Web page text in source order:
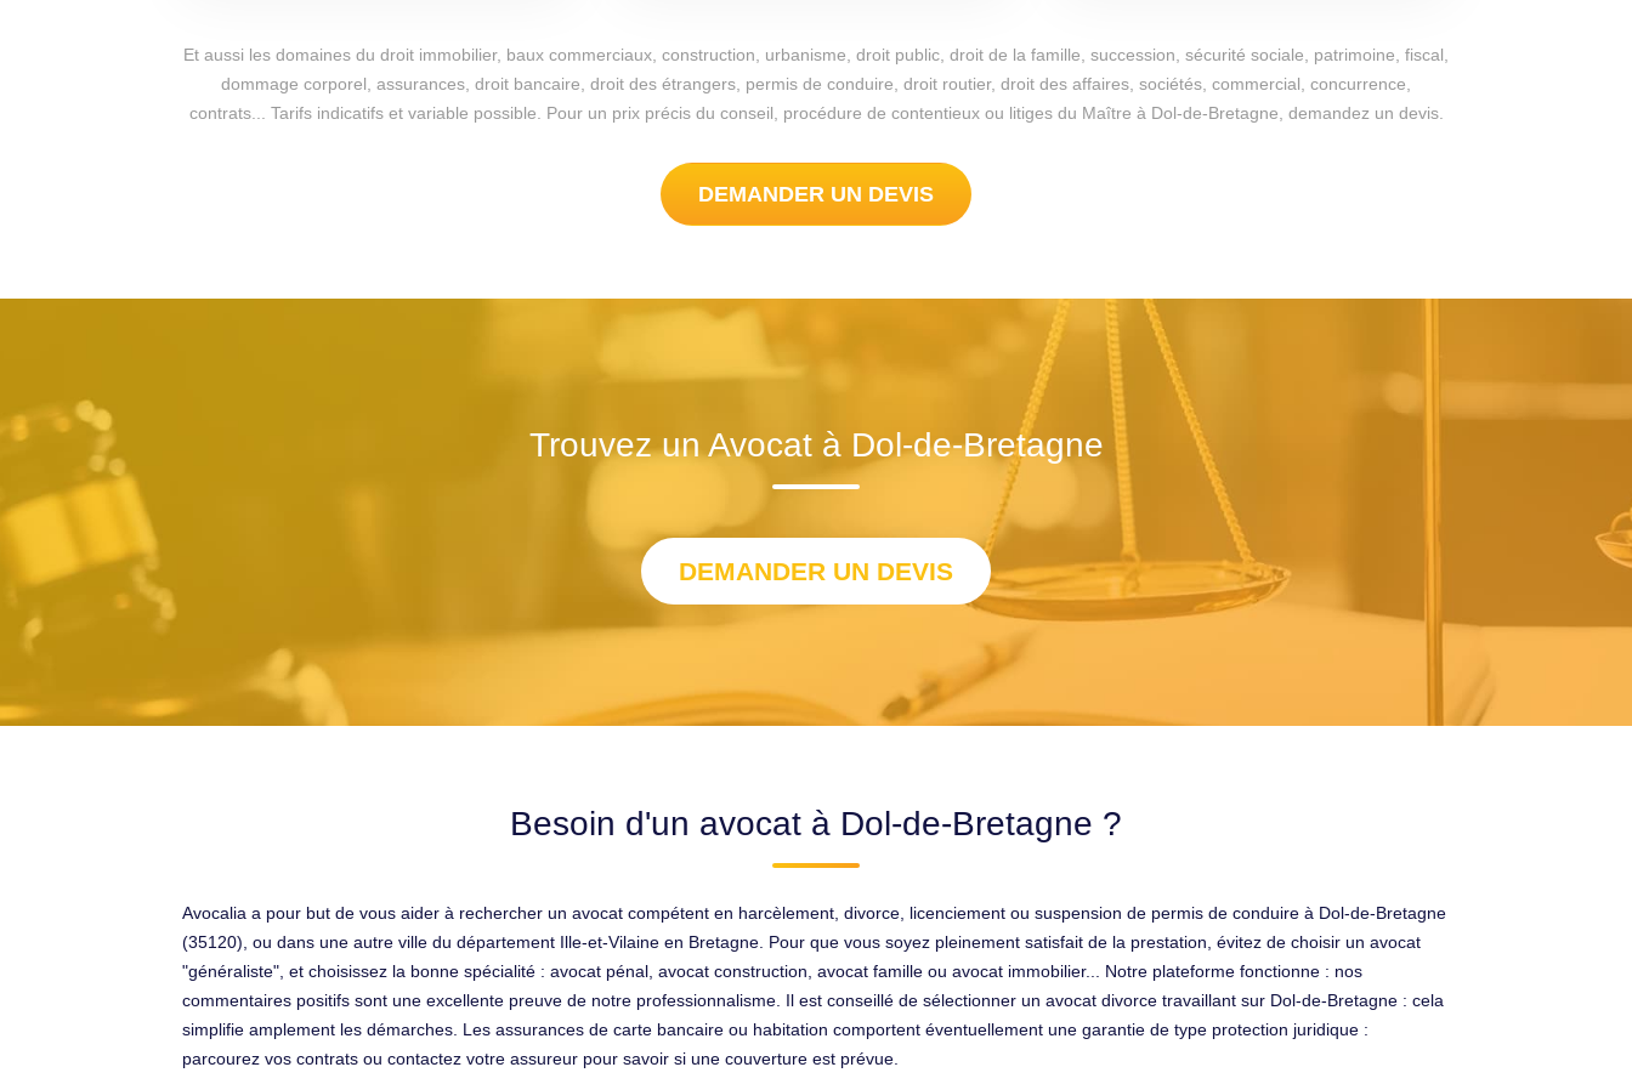
Et aussi les domaines du droit immobilier, baux commerciaux, construction, urbanisme, droit public, droit de la famille, succession, sécurité sociale, patrimoine, fiscal,
dommage corporel, assurances, droit bancaire, droit des étrangers, permis de conduire, droit routier, droit des affaires, sociétés, commercial, concurrence,
contrats... Tarifs indicatifs et variable possible. Pour un prix précis du conseil, procédure de contentieux ou litiges du Maître à Dol-de-Bretagne, demandez un devis.
DEMANDER UN DEVIS
Trouvez un Avocat à Dol-de-Bretagne
DEMANDER UN DEVIS
Besoin d'un avocat à Dol-de-Bretagne ?
Avocalia a pour but de vous aider à rechercher un avocat compétent en harcèlement, divorce, licenciement ou suspension de permis de conduire à Dol-de-Bretagne
(35120), ou dans une autre ville du département Ille-et-Vilaine en Bretagne. Pour que vous soyez pleinement satisfait de la prestation, évitez de choisir un avocat
"généraliste", et choisissez la bonne spécialité : avocat pénal, avocat construction, avocat famille ou avocat immobilier... Notre plateforme fonctionne : nos
commentaires positifs sont une excellente preuve de notre professionnalisme. Il est conseillé de sélectionner un avocat divorce travaillant sur Dol-de-Bretagne : cela
simplifie amplement les démarches. Les assurances de carte bancaire ou habitation comportent éventuellement une garantie de type protection juridique :
parcourez vos contrats ou contactez votre assureur pour savoir si une couverture est prévue.